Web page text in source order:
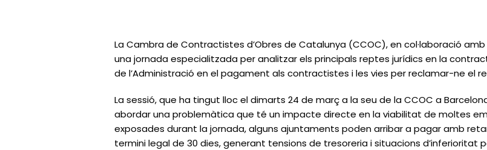
La Cambra de Contractistes d’Obres de Catalunya (CCOC), en col·laboració
una jornada especialitzada per analitzar els principals reptes jurídics en la
de l’Administració en el pagament als contractistes i les vies per reclamar-ne el
La sessió, que ha tingut lloc el dimarts 24 de març a la seu de la CCOC a
abordar una problemàtica que té un impacte directe en la viabilitat de moltes
exposades durant la jornada, alguns ajuntaments poden arribar a pagar amb
termini legal de 30 dies, generant tensions de tresoreria i situacions d’inferioritat